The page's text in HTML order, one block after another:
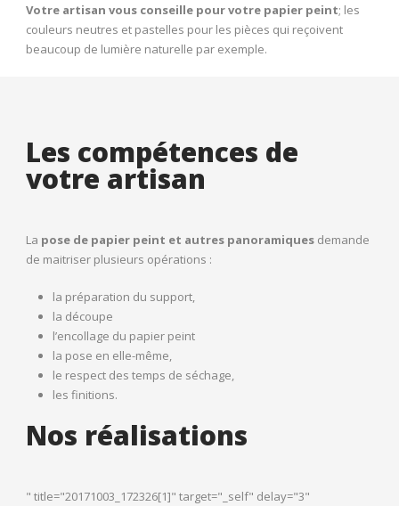
Votre artisan vous conseille pour votre papier peint; les
couleurs neutres et pastelles pour les pièces qui reçoivent
beaucoup de lumière naturelle par exemple.
Les compétences de
votre artisan
La pose de papier peint et autres panoramiques demande
de maitriser plusieurs opérations :
la préparation du support,
la découpe
l’encollage du papier peint
la pose en elle-même,
le respect des temps de séchage,
les finitions.
Nos réalisations
" title="20171003_172326[1]" target="_self" delay="3"